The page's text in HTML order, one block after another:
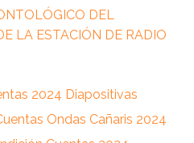
DEL
LA ESTACIÓN DE RADIO
2024 Diapositivas
Ondas Cañaris 2024